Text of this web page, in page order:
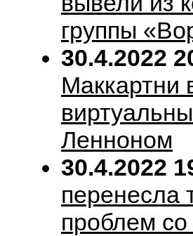
группы
30.4.2022
Маккартни
Ленноном
30.4.2022
перенесла
проблем